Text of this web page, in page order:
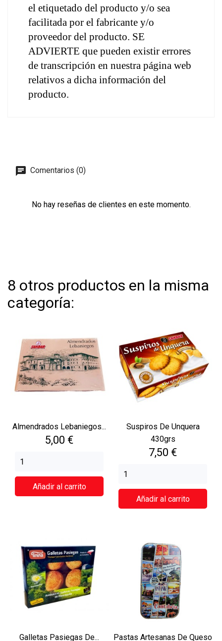
el etiquetado del producto y/o sea
facilitada por el fabricante y/o
proveedor del producto. SE
ADVIERTE que pueden existir errores
de transcripción en nuestra página web
relativos a dicha información del
producto.
Comentarios (0)
No hay reseñas de clientes en este momento.
8 otros productos en la misma
categoría:
Almendrados Lebaniegos...
Precio
5,00 €
Añadir al carrito
Suspiros De Unquera
430grs
Precio
7,50 €
Añadir al carrito
Galletas Pasiegas De... Pastas Artesanas De Queso